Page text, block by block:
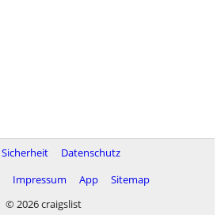
Sicherheit
Datenschutz
Impressum App
Sitemap
© 2026 craigslist